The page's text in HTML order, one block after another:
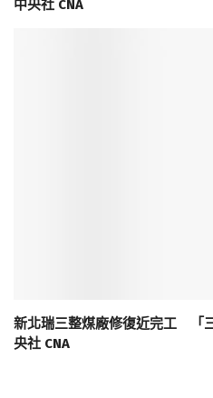
中央社 CNA
新北瑞三整煤廠修復近完工 「
央社 CNA